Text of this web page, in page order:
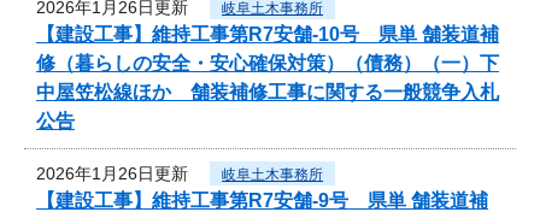
2026年1月26日更新 岐阜土木事務所
【建設工事】維持工事第R7安舗-10号 県単 舗装道補
修（暮らしの安全・安心確保対策）（債務）（一）下
中屋笠松線ほか 舗装補修工事に関する一般競争入札
公告
2026年1月26日更新 岐阜土木事務所
【建設工事】維持工事第R7安舗-9号 県単 舗装道補